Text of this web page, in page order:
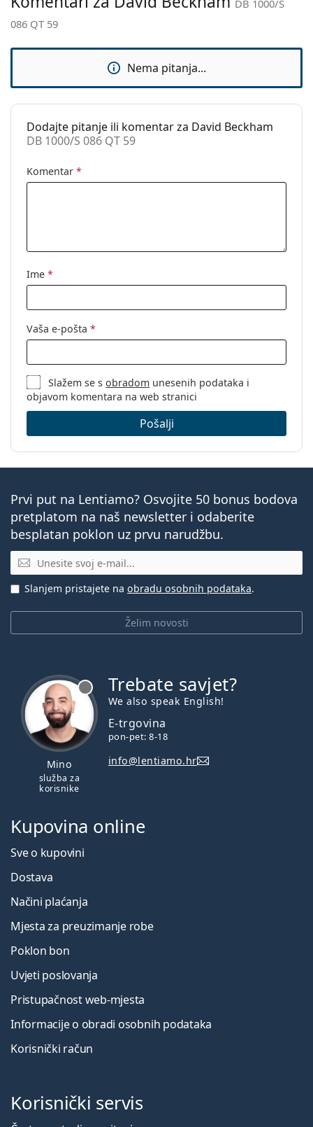
Upotreba:
Moda
DB 1000/S
086 QT 59
Nema pitanja...
Dodajte pitanje ili komentar za David Beckham
DB 1000/S 086 QT 59
Komentar *
Ime *
Vaša e-pošta *
Slažem se sobradom unesenih podataka i
objavom komentara na web stranici
Pošalji
Prvi put na Lentiamo? Osvojite 50 bonus bodova
pretplatom na naš newsletter i odaberite
besplatan poklon uz prvu narudžbu.
E-mail
Želim novosti
Slanjem pristajete na obradu osobnih podataka.
Mino
služba za
korisnike
Trebate savjet?
We also speak English!
E-trgovina
pon-pet: 8-18
info@lentiamo.hr
Kupovina online
Sve o kupovini
Dostava
Načini plaćanja
Mjesta za preuzimanje robe
Poklon bon
Uvjeti poslovanja
Pristupačnost web-mjesta
Informacije o obradi osobnih podataka
Korisnički račun
Korisnički servis